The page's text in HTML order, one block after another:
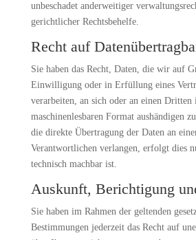
unbeschadet anderweitiger
gerichtlicher Rechtsbehelfe.
Recht auf
Sie haben das Recht, Daten, die wir auf
Einwilligung oder in Erfüllung eines
verarbeiten, an sich oder an einen Dritten
maschinenlesbaren Format aushändigen
die direkte Übertragung der Daten an
Verantwortlichen verlangen, erfolgt dies
technisch machbar ist.
Auskunft, Berichtigung
Sie haben im Rahmen der geltenden
Bestimmungen jederzeit das Recht auf